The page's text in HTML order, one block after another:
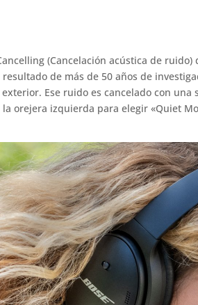
(Cancelación acústica de
de más de 50 años de
Ese ruido es cancelado con
orejera izquierda para elegir «Quiet